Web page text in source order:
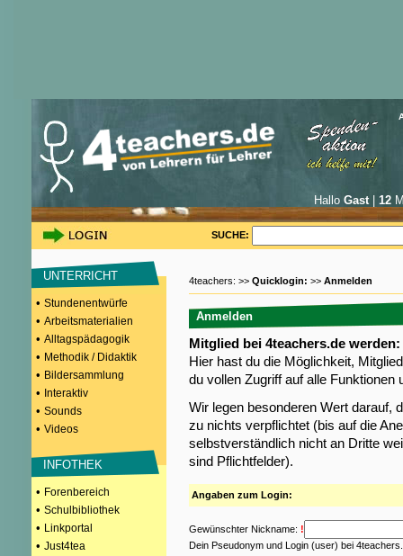
Hallo Gast| 12
SUCHE:
UNTERRICHT
• Stundenentwürfe
• Arbeitsmaterialien
• Alltagspädagogik
• Methodik / Didaktik
• Bildersammlung
• Interaktiv
• Sounds
• Videos
INFOTHEK
• Forenbereich
• Schulbibliothek
• Linkportal
• Just4tea
4teachers: >> Quicklogin: >> Anmelden
Anmelden
Mitglied bei 4teachers.de werden:
Hier hast du die Möglichkeit,
du vollen Zugriff auf alle Funktionen
Wir legen besonderen Wert darauf,
zu nichts verpflichtet (bis auf die
selbstverständlich nicht an Dritte
sind Pflichtfelder).
Angaben zum Login:
Gewünschter Nickname: !
Dein Pseudonym und Login (user) bei